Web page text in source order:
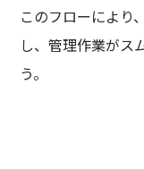
このフローにより
し、管理作業がス
う。